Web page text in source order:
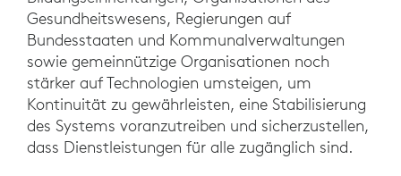
Gesundheitswesens, Regierungen auf
Bundesstaaten und Kommunalverwaltungen
sowie gemeinnützige Organisationen noch
stärker auf Technologien umsteigen, um
Kontinuität zu gewährleisten, eine Stabilisierung
des Systems voranzutreiben und sicherzustellen,
dass Dienstleistungen für alle zugänglich sind.